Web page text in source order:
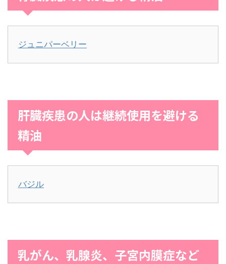
ジュニパーベリー
肝臓疾患の人は継続使用を避ける
精油
バジル
乳がん、乳腺炎、子宮内膜症など